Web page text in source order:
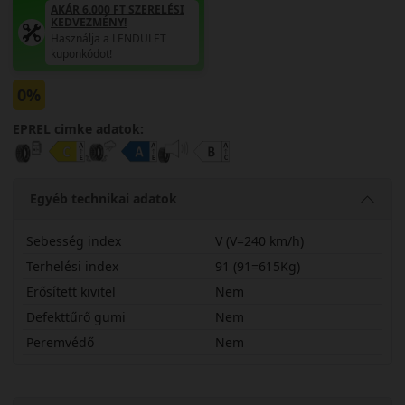
AKÁR 6.000 FT SZERELÉSI
KEDVEZMÉNY!
Használja a LENDÜLET
kuponkódot!
0%
EPREL cimke adatok:
Egyéb technikai adatok
Sebesség index
V (V=240 km/h)
Terhelési index
91 (91=615Kg)
Erősített kivitel
Nem
Defekttűrő gumi
Nem
Peremvédő
Nem